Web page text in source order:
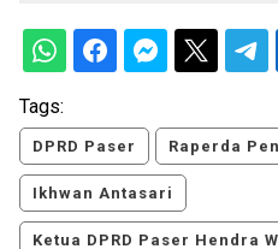
Tags:
DPRD Paser Raperda
Ikhwan Antasari
Ketua DPRD Paser Hendra